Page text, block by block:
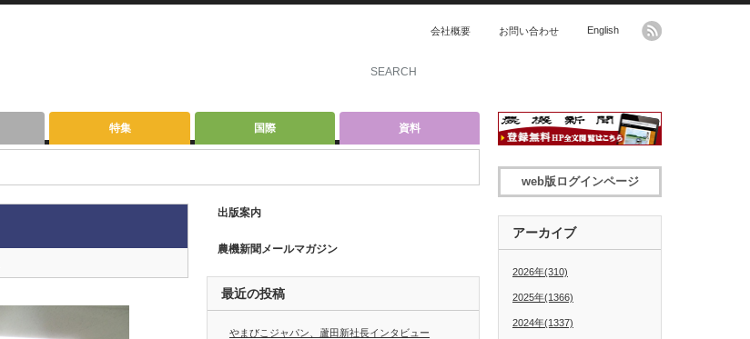
会社概要 お問い合わせ English
特集 国際 資料
出版案内
農機新聞メールマガジン
最近の投稿
やまびこジャパン、蘆田新社長インタビュー
web版ログインページ
アーカイブ
2026年(310)
2025年(1366)
2024年(1337)